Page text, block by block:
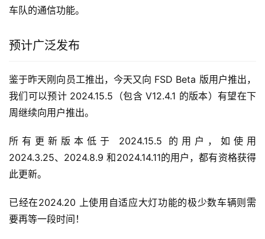
车队的通信功能。
预计广泛发布
鉴于昨天刚向员工推出，今天又向 FSD Beta 版用户推出，
我们可以预计 2024.15.5（包含 V12.4.1 的版本）有望在下
周继续向用户推出。
所有更新版本低于 2024.15.5 的用户，如使用
2024.3.25、2024.8.9 和2024.14.11的用户，都有资格获得
此更新。
已经在2024.20 上使用自适应大灯功能的极少数车辆则需
要再等一段时间！